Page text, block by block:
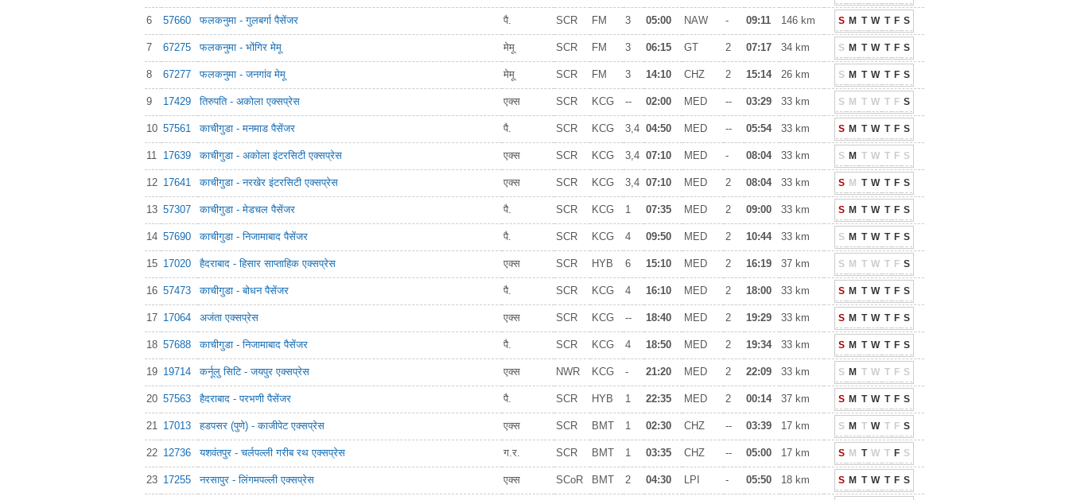
6 57660 फलकनुमा - गुलबर्गा पैसेंजर पै. SCR FM 3 05:00 NAW - 09:11 146 km S M T W T F S
7 67275 फलकनुमा - भोंगिर मेमू मेमू SCR FM 3 06:15 GT 2 07:17 34 km S M T W T F S
8 67277 फलकनुमा - जनगांव मेमू मेमू SCR FM 3 14:10 CHZ 2 15:14 26 km S M T W T F S
9 17429 तिरुपति - अकोला एक्सप्रेस एक्स SCR KCG -- 02:00 MED -- 03:29 33 km S M T W T F S
10 57561 काचीगुडा - मनमाड पैसेंजर पै. SCR KCG 3,4 04:50 MED -- 05:54 33 km S M T W T F S
11 17639 काचीगुडा - अकोला इंटरसिटी एक्सप्रेस एक्स SCR KCG 3,4 07:10 MED - 08:04 33 km S M T W T F S
12 17641 काचीगुडा - नरखेर इंटरसिटी एक्सप्रेस एक्स SCR KCG 3,4 07:10 MED 2 08:04 33 km S M T W T F S
13 57307 काचीगुडा - मेडचल पैसेंजर पै. SCR KCG 1 07:35 MED 2 09:00 33 km S M T W T F S
14 57690 काचीगुडा - निजामाबाद पैसेंजर पै. SCR KCG 4 09:50 MED 2 10:44 33 km S M T W T F S
15 17020 हैदराबाद - हिसार साप्ताहिक एक्सप्रेस एक्स SCR HYB 6 15:10 MED 2 16:19 37 km S M T W T F S
16 57473 काचीगुडा - बोधन पैसेंजर पै. SCR KCG 4 16:10 MED 2 18:00 33 km S M T W T F S
17 17064 अजंता एक्सप्रेस एक्स SCR KCG -- 18:40 MED 2 19:29 33 km S M T W T F S
18 57688 काचीगुडा - निजामाबाद पैसेंजर पै. SCR KCG 4 18:50 MED 2 19:34 33 km S M T W T F S
19 19714 कर्नूलु सिटि - जयपुर एक्सप्रेस एक्स NWR KCG - 21:20 MED 2 22:09 33 km S M T W T F S
20 57563 हैदराबाद - परभणी पैसेंजर पै. SCR HYB 1 22:35 MED 2 00:14 37 km S M T W T F S
21 17013 हडपसर (पुणे) - काजीपेट एक्सप्रेस एक्स SCR BMT 1 02:30 CHZ -- 03:39 17 km S M T W T F S
22 12736 यशवंतपुर - चर्लपल्ली गरीब रथ एक्सप्रेस ग.र. SCR BMT 1 03:35 CHZ -- 05:00 17 km S M T W T F S
23 17255 नरसापुर - लिंगमपल्ली एक्सप्रेस एक्स SCoR BMT 2 04:30 LPI - 05:50 18 km S M T W T F S